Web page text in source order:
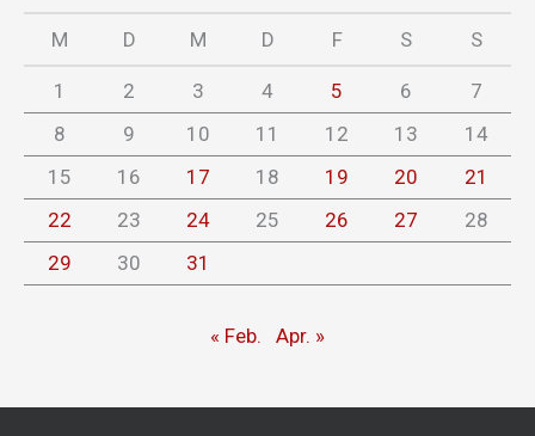
M D M D F S S
1 2 3 4 5 6
7
8
9 10 11 12 13
14
15
16 17 18 19 20
21
22
23 24 25 26 27
28
29
30 31
« Feb. Apr. »